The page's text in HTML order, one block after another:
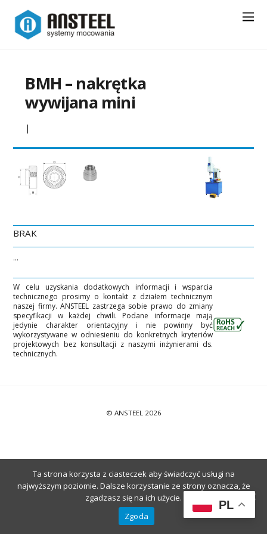
BMH – nakrętka
wywijana mini
|
BRAK
…
W celu uzyskania dodatkowych informacji i wsparcia
technicznego prosimy o kontakt z działem technicznym
naszej firmy. ANSTEEL zastrzega sobie prawo do zmiany
specyfikacji w każdej chwili. Podane informacje mają
jedynie charakter orientacyjny i nie powinny być
wykorzystywane w odniesieniu do konkretnych kryteriów
projektowych bez konsultacji z naszymi inżynierami ds.
technicznych.
© ANSTEEL2026
PL
Ta strona korzysta z ciasteczek aby świadczyć usługi na
najwyższym poziomie. Dalsze korzystanie ze strony oznacza, że
zgadzasz się na ich użycie.
Zgoda